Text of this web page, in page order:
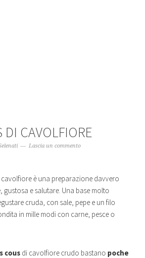
DI CAVOLFIORE
Lascia un commento
è una preparazione davvero
gustosa e salutare. Una base molto
cruda, con sale, pepe e un filo
in mille modi con carne, pesce o
cous di cavolfiore crudo bastano poche